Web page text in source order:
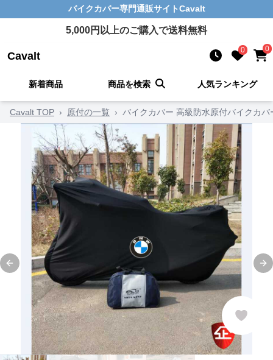
バイクカバー専門通販サイトCavalt
5,000円以上のご購入で送料無料
Cavalt 0 0
新着商品 商品を検索 人気ランキング
Cavalt TOP › 原付の一覧 › バイクカバー 高級防水原付バイクカバ
Previous slide